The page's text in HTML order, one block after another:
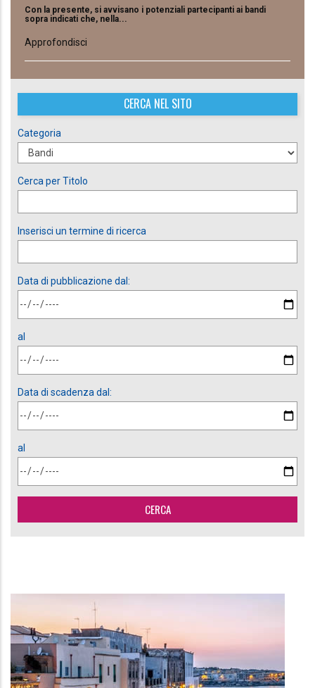
Con la presente, si avvisano i potenziali partecipanti ai bandi
sopra indicati che, nella...
Approfondisci
CERCA NEL SITO
Categoria
Cerca per Titolo
Inserisci un termine di ricerca
Data di pubblicazione dal:
al
Data di scadenza dal:
al